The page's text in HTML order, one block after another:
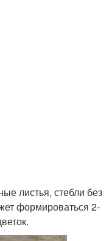
листья, стебли без
формироваться 2-